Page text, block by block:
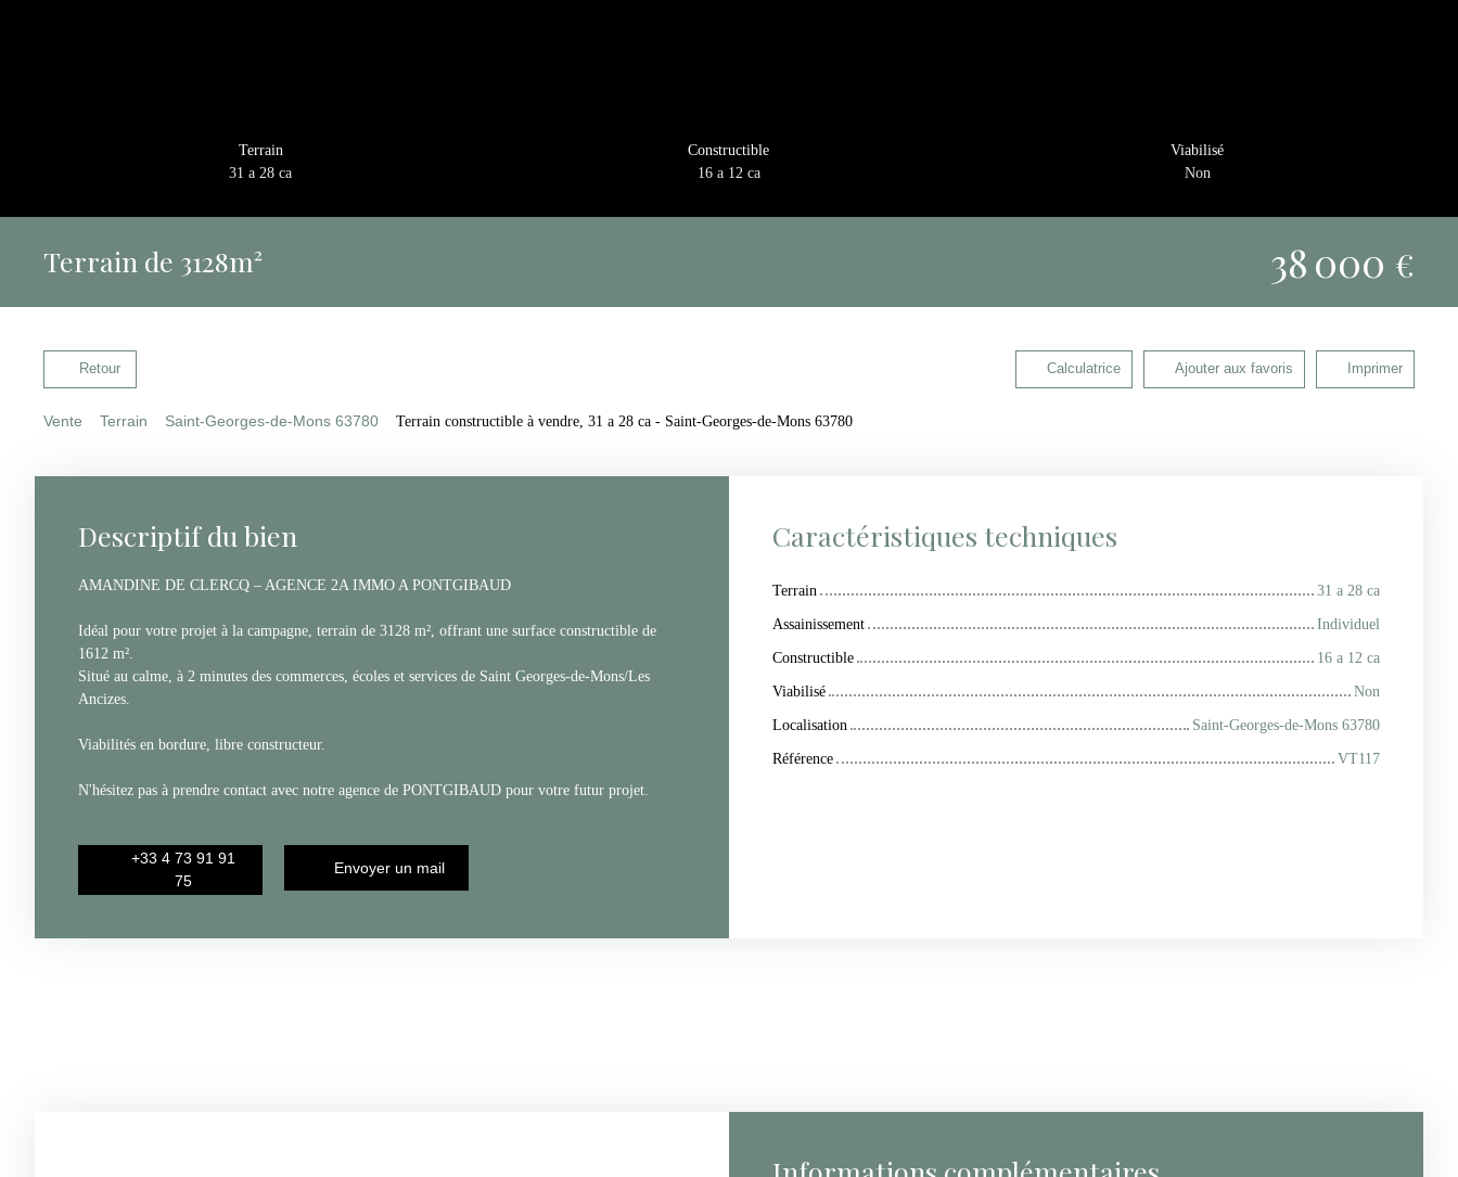
Terrain
31 a 28 ca
Constructible
16 a 12 ca
Viabilisé
Non
Terrain de 3128m² 38 000 €
Retour Calculatrice Ajouter aux favoris Imprimer
Vente Terrain Saint-Georges-de-Mons 63780 Terrain constructible à vendre, 31 a 28 ca - Saint-Georges-de-Mons 63780
Descriptif du bien
AMANDINE DE CLERCQ – AGENCE 2A IMMO A PONTGIBAUD
Idéal pour votre projet à la campagne, terrain de 3128 m², offrant une surface constructible de
1612 m².
Situé au calme, à 2 minutes des commerces, écoles et services de Saint Georges-de-Mons/Les
Ancizes.
Viabilités en bordure, libre constructeur.
N'hésitez pas à prendre contact avec notre agence de PONTGIBAUD pour votre futur projet.
+33 4 73 91 91
75
Envoyer un mail
Caractéristiques techniques
Terrain
31 a 28 ca
Assainissement
Individuel
Constructible
16 a 12 ca
Viabilisé
Non
Localisation
Saint-Georges-de-Mons 63780
Référence
VT117